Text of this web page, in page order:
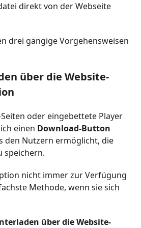
direkt von der Webseite
drei gängige Vorgehensweisen
über die Website-
oder eingebettete Player
einen Download-Button
den Nutzern ermöglicht, die
speichern.
nicht immer zur Verfügung
Methode, wenn sie sich
über die Website-